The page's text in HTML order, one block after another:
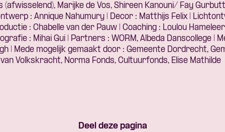
(afwisselend), Marijke de Vos, Shireen Kanouni/ Fay
: Annique Nahumury | Decor : Matthijs Felix |
: Chabelle van der Pauw | Coaching : Loulou
: Mihai Gui | Partners : WORM, Albeda Danscollege |
| Mede mogelijk gemaakt door : Gemeente Dordrecht,
Volkskracht, Norma Fonds, Cultuurfonds, Elise Mathilde
Deel deze pagina